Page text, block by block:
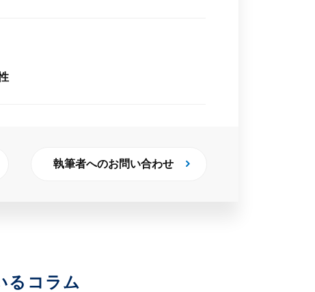
執筆者へのお問い合わせ
るコラム